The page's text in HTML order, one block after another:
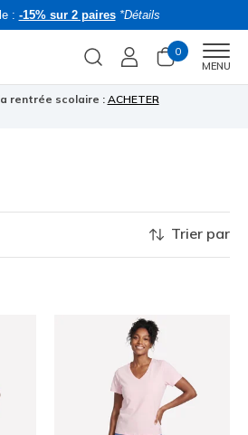
: -15% sur 2 paires *Détails
0
MENU
rentrée scolaire : ACHETER
Trier par